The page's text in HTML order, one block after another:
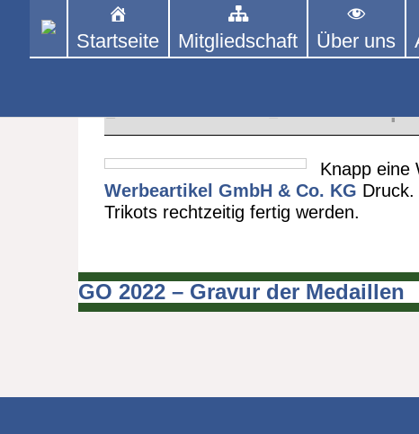
PINGPONGPARKINSON
ist der bundesweite
Tischtennis – überwiegend
Startseite Mitgliedschaft Über uns
Knapp eine
Werbeartikel GmbH & Co. KG
Trikots rechtzeitig fertig werden.
Beitragsnavigation
GO 2022 – Gravur der Medaillen